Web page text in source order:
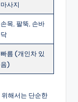
마사지
손목, 팔뚝, 손바
닥
빠름 (개인차 있
음)
해서는 단순한